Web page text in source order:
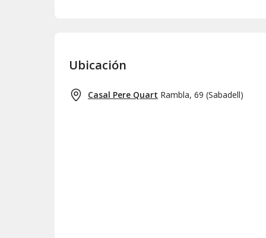
Ubicación
Casal Pere Quart Rambla, 69 (Sabadell)